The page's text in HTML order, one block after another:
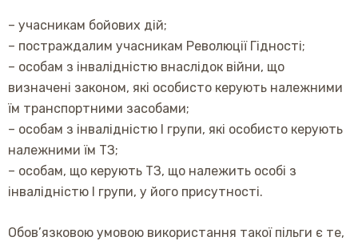
– учасникам бойових дій;
– постраждалим учасникам Революції Гідності;
– особам з інвалідністю внаслідок війни, що
визначені законом, які особисто керують належними
їм транспортними засобами;
– особам з інвалідністю I групи, які особисто керують
належними їм ТЗ;
– особам, що керують ТЗ, що належить особі з
інвалідністю I групи, у його присутності.
Обов’язковою умовою використання такої пільги є те,